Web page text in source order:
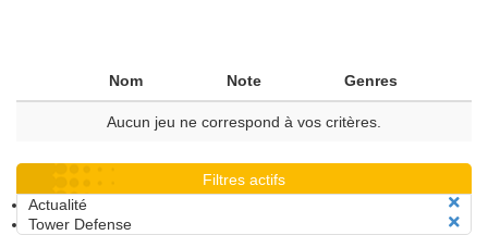
Nom Note Genres
Aucun jeu ne correspond à vos critères.
Filtres actifs
Actualité
Tower Defense